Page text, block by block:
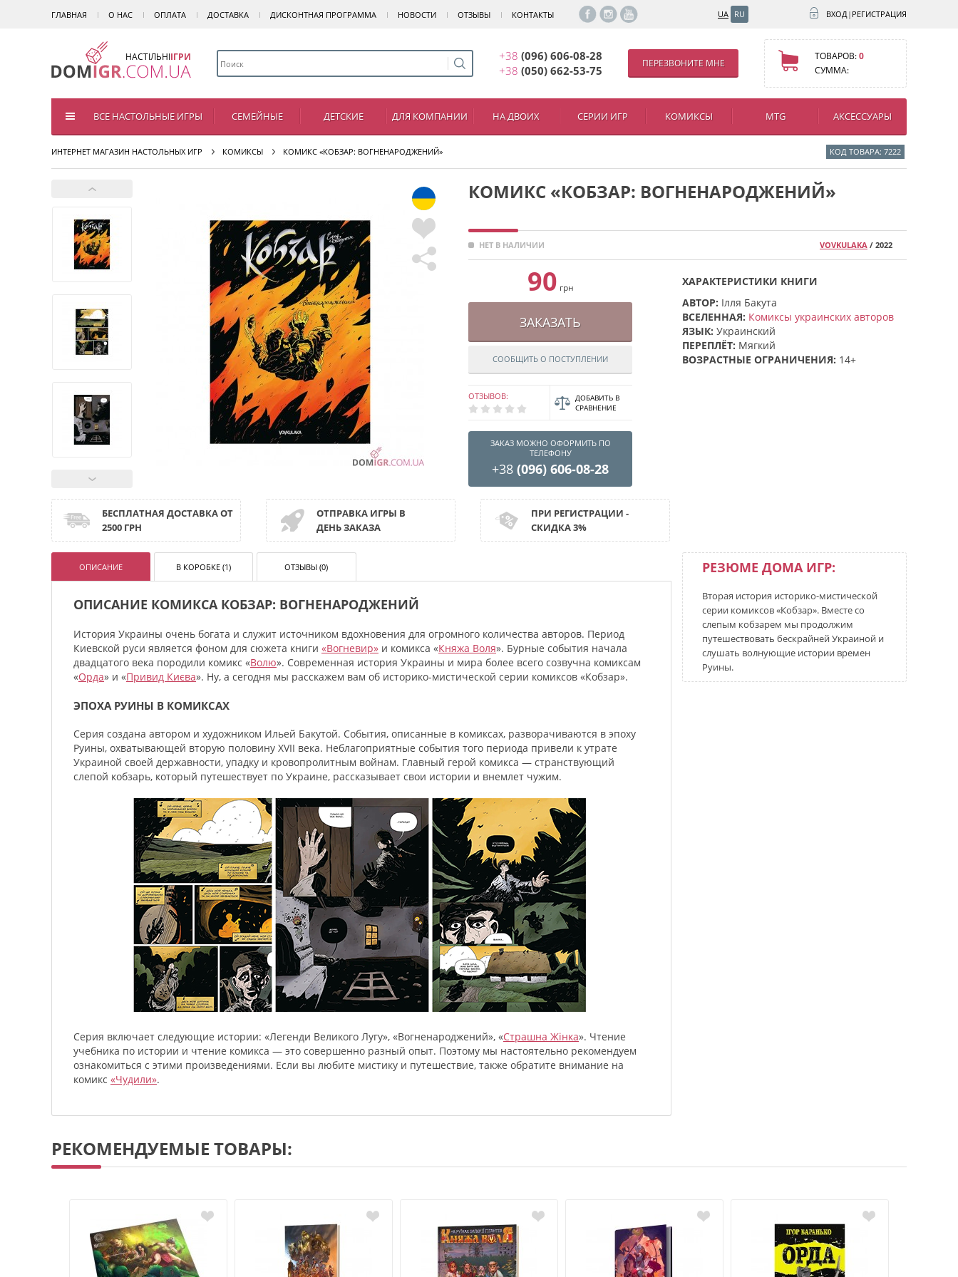
ГЛАВНАЯ О НАС ОПЛАТА ДОСТАВКА ДИСКОНТНАЯ ПРОГРАММА НОВОСТИ ОТЗЫВЫ КОНТАКТЫ UA RU ВХОД| РЕГИСТРАЦИЯ
НАСТІЛЬНІІГРИ +38 (096) 606-08-28
+38 (050) 662-53-75
ПЕРЕЗВОНИТЕ МНЕ
ТОВАРОВ:0
СУММА:
ВСЕ НАСТОЛЬНЫЕ ИГРЫ СЕМЕЙНЫЕ ДЕТСКИЕ ДЛЯ КОМПАНИИ НА ДВОИХ СЕРИИ ИГР КОМИКСЫ MTG АКСЕССУАРЫ
ИНТЕРНЕТ МАГАЗИН НАСТОЛЬНЫХ ИГР КОМИКСЫ КОМИКС «КОБЗАР: ВОГНЕНАРОДЖЕНИЙ» КОД ТОВАРА: 7222
КОМИКС «КОБЗАР: ВОГНЕНАРОДЖЕНИЙ»
НЕТ В НАЛИЧИИ VOVKULAKA / 2022
90 грн
ЗАКАЗАТЬ
СООБЩИТЬ О ПОСТУПЛЕНИИ
ОТЗЫВОВ:
ДОБАВИТЬ В
СРАВНЕНИЕ
ЗАКАЗ МОЖНО ОФОРМИТЬ ПО
ТЕЛЕФОНУ
+38 (096) 606-08-28
ХАРАКТЕРИСТИКИ КНИГИ
АВТОР: Ілля Бакута
ВСЕЛЕННАЯ: Комиксы украинских авторов
ЯЗЫК: Украинский
ПЕРЕПЛЁТ: Мягкий
ВОЗРАСТНЫЕ ОГРАНИЧЕНИЯ: 14+
БЕСПЛАТНАЯ ДОСТАВКА ОТ
2500 ГРН
ОТПРАВКА ИГРЫ В
ДЕНЬ ЗАКАЗА
ПРИ РЕГИСТРАЦИИ -
СКИДКА 3%
РЕЗЮМЕ ДОМА ИГР:
Вторая история историко-мистической
серии комиксов «Кобзар». Вместе со
слепым кобзарем мы продолжим
путешествовать бескрайней Украиной и
слушать волнующие истории времен
Руины.
ОПИСАНИЕ В КОРОБКЕ (1) ОТЗЫВЫ (0)
ОПИСАНИЕ КОМИКСА КОБЗАР: ВОГНЕНАРОДЖЕНИЙ
История Украины очень богата и служит источником вдохновения для огромного количества авторов. Период
Киевской руси является фоном для сюжета книги «Вогневир» и комикса «Княжа Воля». Бурные события начала
двадцатого века породили комикс «Волю». Современная история Украины и мира более всего созвучна комиксам
«Орда» и «Привид Києва». Ну, а сегодня мы расскажем вам об историко-мистической серии комиксов «Кобзар».
ЭПОХА РУИНЫ В КОМИКСАХ
Серия создана автором и художником Ильей Бакутой. События, описанные в комиксах, разворачиваются в эпоху
Руины, охватывающей вторую половину XVII века. Неблагоприятные события того периода привели к утрате
Украиной своей державности, упадку и кровопролитным войнам. Главный герой комикса — странствующий
слепой кобзарь, который путешествует по Украине, рассказывает свои истории и внемлет чужим.
Серия включает следующие истории: «Легенди Великого Лугу», «Вогненароджений», «Страшна Жінка». Чтение
учебника по истории и чтение комикса — это совершенно разный опыт. Поэтому мы настоятельно рекомендуем
ознакомиться с этими произведениями. Если вы любите мистику и путешествие, также обратите внимание на
комикс «Чудили».
РЕКОМЕНДУЕМЫЕ ТОВАРЫ: